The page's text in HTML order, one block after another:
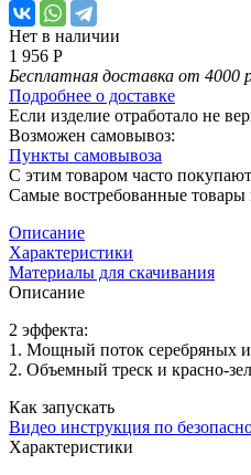
Нет в наличии
1 956 Р
Бесплатная доставка от 4000
Подробнее о доставке
Если изделие отработало не
Возможен самовывоз:
Пункты самовывоза
С этим товаром часто покупают
Самые востребованные товары
Описание
Характеристики
Материалы для скачивания
Описание
2 эффекта:
1. Мощный поток серебряных
2. Объемный треск и красно-
Как запускать
Видео инструкция по
Характеристики